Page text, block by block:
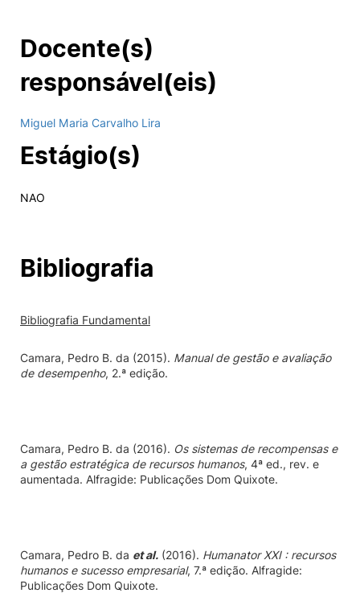
Docente(s)
responsável(eis)
Miguel Maria Carvalho Lira
Estágio(s)
NAO
Bibliografia
Bibliografia Fundamental
Camara, Pedro B. da (2015). Manual de gestão e avaliação
de desempenho, 2.ª edição.
Camara, Pedro B. da (2016). Os sistemas de recompensas e
a gestão estratégica de recursos humanos, 4ª ed., rev. e
aumentada. Alfragide: Publicações Dom Quixote.
Camara, Pedro B. da et al. (2016). Humanator XXI : recursos
humanos e sucesso empresarial, 7.ª edição. Alfragide:
Publicações Dom Quixote.